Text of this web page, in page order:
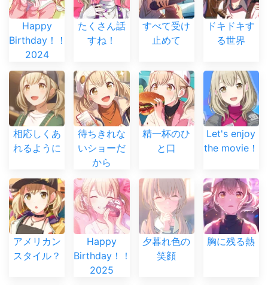
Happy
Birthday！！
2024
たくさん話
すね！
すべて受け
止めて
ドキドキす
る世界
相応しくあ
れるように
待ちきれな
いショーだ
から
精一杯のひ
と口
Let's enjoy
the movie！
アメリカン
スタイル？
Happy
Birthday！！
2025
夕暮れ色の
笑顔
胸に残る熱